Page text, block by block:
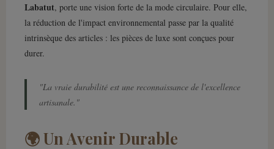
Labatut, porte une vision forte de la mode circulaire. Pour elle,
la réduction de l'impact environnemental passe par la qualité
intrinsèque des articles : les pièces de luxe sont conçues pour
durer.
"La vraie durabilité est une reconnaissance de l'excellence
artisanale."
🌍 Un Avenir Durable